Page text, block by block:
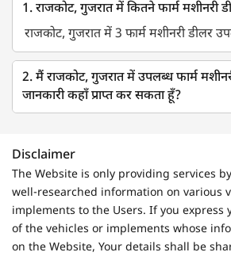
1. राजकोट, गुजरात में कितने फार्म मशीनरी
राजकोट, गुजरात में 3 फार्म मशीनरी डीलर
2. मैं राजकोट, गुजरात में उपलब्ध फार्म
जानकारी कहाँ प्राप्त कर सकता हूँ?
Disclaimer
The Website is only providing services
well-researched information on various
implements to the Users. If you express
of the vehicles or implements whose
on the Website, Your details shall be